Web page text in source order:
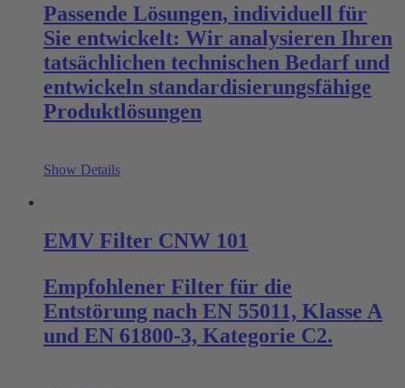
Passende Lösungen, individuell für
Sie entwickelt: Wir analysieren Ihren
tatsächlichen technischen Bedarf und
entwickeln standardisierungsfähige
Produktlösungen
Show Details
EMV Filter CNW 101
Empfohlener Filter für die
Entstörung nach EN 55011, Klasse A
und EN 61800-3, Kategorie C2.